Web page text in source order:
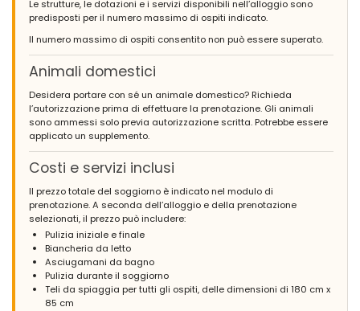
Le strutture, le dotazioni e i servizi disponibili nell’alloggio sono
predisposti per il numero massimo di ospiti indicato.
Il numero massimo di ospiti consentito non può essere superato.
Animali domestici
Desidera portare con sé un animale domestico? Richieda
l’autorizzazione prima di effettuare la prenotazione. Gli animali
sono ammessi solo previa autorizzazione scritta. Potrebbe essere
applicato un supplemento.
Costi e servizi inclusi
Il prezzo totale del soggiorno è indicato nel modulo di
prenotazione. A seconda dell’alloggio e della prenotazione
selezionati, il prezzo può includere:
Pulizia iniziale e finale
Biancheria da letto
Asciugamani da bagno
Pulizia durante il soggiorno
Teli da spiaggia per tutti gli ospiti, delle dimensioni di 180 cm x
85 cm